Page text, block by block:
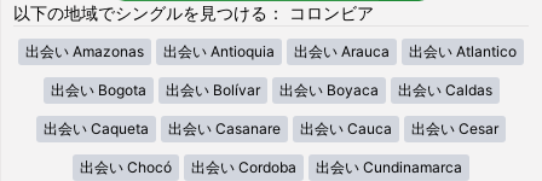
以下の地域でシングルを見つける： コロンビア
出会い Amazonas 出会い Antioquia 出会い Arauca 出会い Atlantico
出会い Bogota 出会い Bolívar 出会い Boyaca 出会い Caldas
出会い Caqueta 出会い Casanare 出会い Cauca 出会い Cesar
出会い Chocó 出会い Cordoba 出会い Cundinamarca